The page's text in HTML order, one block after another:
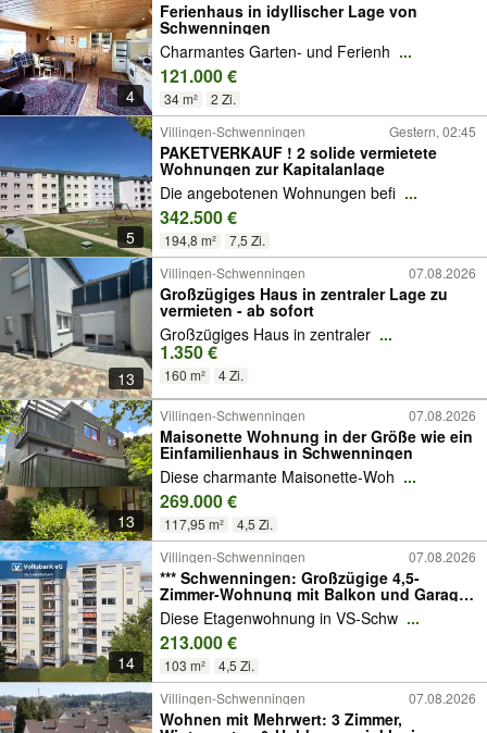
4
Ferienhaus in idyllischer Lage von
Schwenningen
Charmantes Garten- und Ferienh ...
121.000 €
34 m² 2 Zi.
5
Villingen-Schwenningen Gestern, 02:45
PAKETVERKAUF ! 2 solide vermietete
Wohnungen zur Kapitalanlage
Die angebotenen Wohnungen befi ...
342.500 €
194,8 m² 7,5 Zi.
13
Villingen-Schwenningen 07.08.2026
Großzügiges Haus in zentraler Lage zu
vermieten - ab sofort
Großzügiges Haus in zentraler ...
1.350 €
160 m² 4 Zi.
13
Villingen-Schwenningen 07.08.2026
Maisonette Wohnung in der Größe wie ein
Einfamilienhaus in Schwenningen
Diese charmante Maisonette-Woh ...
269.000 €
117,95 m² 4,5 Zi.
14
Villingen-Schwenningen 07.08.2026
*** Schwenningen: Großzügige 4,5-
Zimmer-Wohnung mit Balkon und Garage!
***
Diese Etagenwohnung in VS-Schw ...
213.000 €
103 m²
4,5 Zi.
Villingen-Schwenningen
07.08.2026
Wohnen mit Mehrwert: 3 Zimmer,